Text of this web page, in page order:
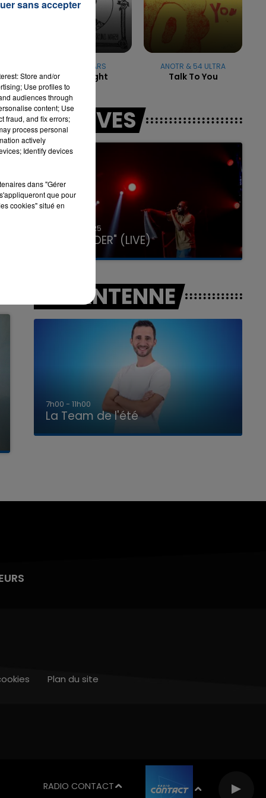
LA TEAM DE L'ÉTÉ
BRUNO MARS
I Just Might
ANOTR & 54 ULTRA
Talk To You
LES LIVES
31 janvier 2025
GIMS "SPIDER" (LIVE)
A L'ANTENNE
7h00 - 11h00
La Team de l'été
RADIO CONTACT
Plan du site
Store and/or
Use profiles to
audiences through
content; Use
fraud, and fix errors;
process personal
actively
Identify devices
dans "Gérer
que pour
cookies" situé en
sans accepter